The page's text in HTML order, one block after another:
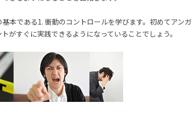
本である1. 衝動のコントロールを学びます。初めてアンガ
がすぐに実践できるようになっていることでしょう。